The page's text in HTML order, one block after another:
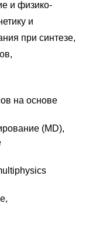
и физико-
и
при синтезе,
на основе
(MD),